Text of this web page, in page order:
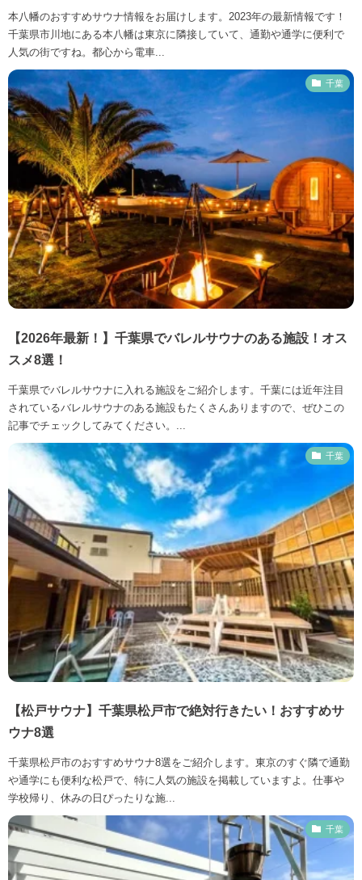
本八幡のおすすめサウナ情報をお届けします。2023年の最新情報です！
千葉県市川地にある本八幡は東京に隣接していて、通勤や通学に便利で
人気の街ですね。都心から電車...
千葉
【2026年最新！】千葉県でバレルサウナのある施設！オス
スメ8選！
千葉県でバレルサウナに入れる施設をご紹介します。千葉には近年注目
されているバレルサウナのある施設もたくさんありますので、ぜひこの
記事でチェックしてみてください。...
千葉
【松戸サウナ】千葉県松戸市で絶対行きたい！おすすめサ
ウナ8選
千葉県松戸市のおすすめサウナ8選をご紹介します。東京のすぐ隣で通勤
や通学にも便利な松戸で、特に人気の施設を掲載していますよ。仕事や
学校帰り、休みの日ぴったりな施...
千葉